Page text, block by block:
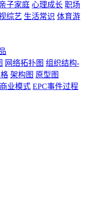
子家庭 心理成长 职场
综艺 生活常识 体育游
网络拓扑图 组织结构-
架构图 原型图
业模式 EPC事件过程